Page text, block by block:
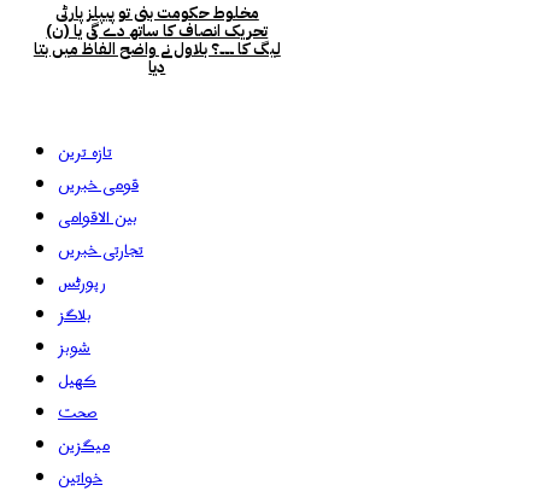
مخلوط حکومت بنی تو پیپلز پارٹی
تحریک انصاف کا ساتھ دے گی یا (ن)
لیگ کا ۔۔۔؟ بلاول نے واضح الفاظ میں بتا
دیا
تازہ ترین
قومی خبریں
بین الاقوامی
تجارتی خبریں
رپورٹس
بلاگز
شوبز
کھیل
صحت
میگزین
خواتین